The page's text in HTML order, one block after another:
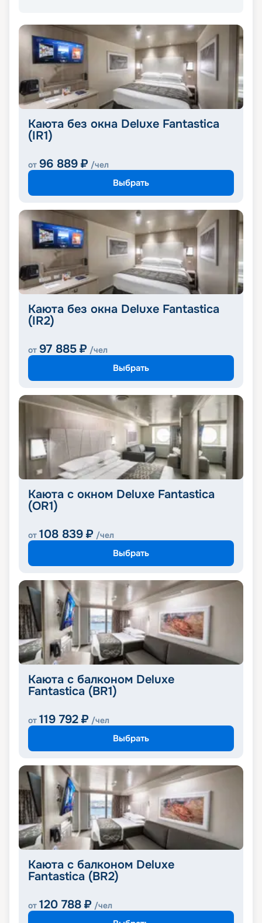
Каюта без окна Deluxe Fantastica
(IR1)
от 96 889 ₽ /чел
Выбрать
Каюта без окна Deluxe Fantastica
(IR2)
от 97 885 ₽ /чел
Выбрать
Каюта с окном Deluxe Fantastica
(OR1)
от 108 839 ₽ /чел
Выбрать
Каюта с балконом Deluxe
Fantastica (BR1)
от 119 792 ₽ /чел
Выбрать
Каюта с балконом Deluxe
Fantastica (BR2)
от 120 788 ₽ /чел